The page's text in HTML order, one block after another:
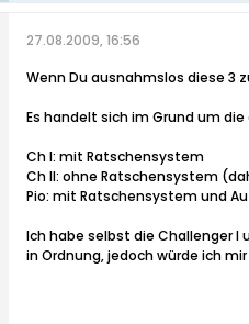
27.08.2009, 16:56
Wenn Du ausnahmslos diese 3
Es handelt sich im Grund um
Ch I: mit Ratschensystem
Ch II: ohne Ratschensystem
Pio: mit Ratschensystem und
Ich habe selbst die Challenger I
in Ordnung, jedoch würde ich